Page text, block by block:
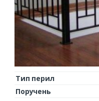
Тип перил
Поручень